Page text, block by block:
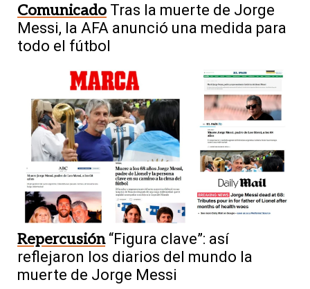
Comunicado Tras la muerte de Jorge
Messi, la AFA anunció una medida para
todo el fútbol
Repercusión “Figura clave”: así
reflejaron los diarios del mundo la
muerte de Jorge Messi